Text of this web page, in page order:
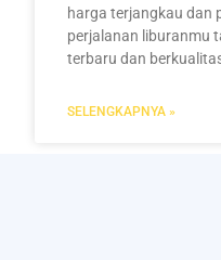
harga terjangkau dan
perjalanan liburanmu
terbaru dan
SELENGKAPNYA »